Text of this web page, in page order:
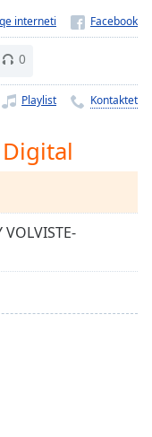
interneti
0
Playlist Kontaktet
VOLVISTE-